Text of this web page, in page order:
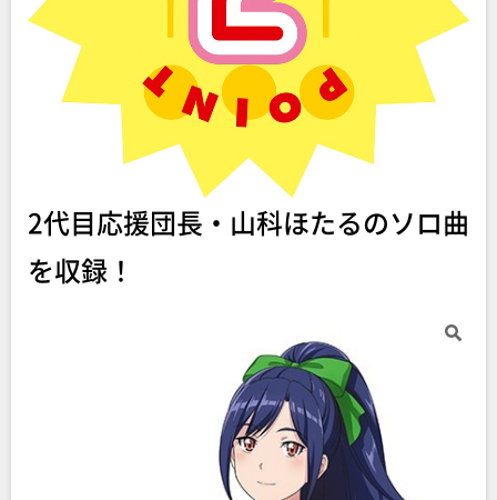
2代目応援団長・山科ほたるのソロ曲
を収録！